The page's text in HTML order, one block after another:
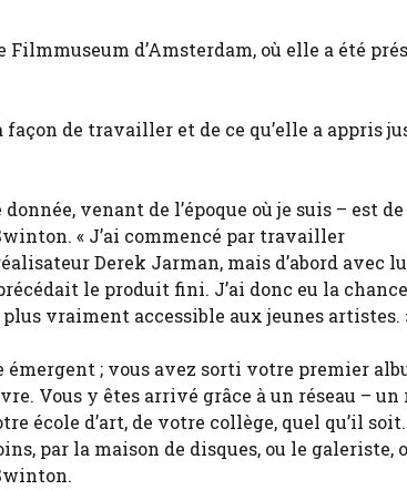
d’Amsterdam, où elle a été
de travailler et de ce qu’elle a appris
venant de l’époque où je suis – est de
« J’ai commencé par travailler
Derek Jarman, mais d’abord avec
le produit fini. J’ai donc eu la chance
vraiment accessible aux jeunes artistes.
émergent ; vous avez sorti votre premier
Vous y êtes arrivé grâce à un réseau – un
école d’art, de votre collège, quel qu’il
par la maison de disques, ou le galeriste,